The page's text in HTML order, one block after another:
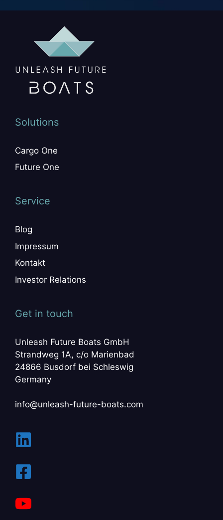
Solutions
Cargo One
Future One
Service
Blog
Impressum
Kontakt
Investor Relations
Get in touch
Unleash Future Boats GmbH
Strandweg 1A, c/o Marienbad
24866 Busdorf bei Schleswig
Germany
info@unleash-future-boats.com